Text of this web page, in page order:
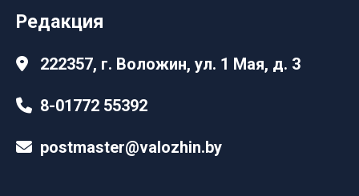
Редакция
222357, г. Воложин, ул. 1 Мая, д. 3
8-01772 55392
postmaster@valozhin.by